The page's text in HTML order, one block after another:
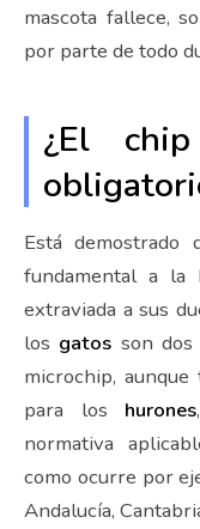
mascota fallece,
por parte de todo
¿El
Está
fundamental a la
extraviada a sus
los gatos son
microchip,
para los hurones
normativa
como ocurre por
Andalucía,